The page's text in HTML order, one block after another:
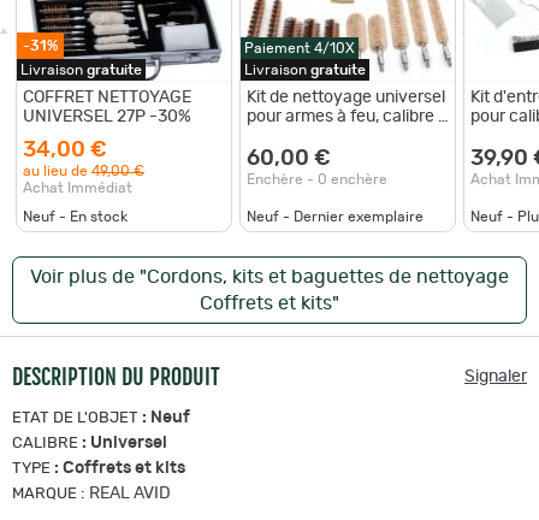
-31%
Livraison gratuite
COFFRET NETTOYAGE
UNIVERSEL 27P -30%
34,00 €
au lieu de 49,00 €
Achat Immédiat
Neuf - En stock
Paiement 4/10X
Livraison gratuite
Kit de nettoyage universel
pour armes à feu, calibre 9
60,00 €
Enchère - 0 enchère
Neuf - Dernier exemplaire
Kit
pour
39,90
Achat
Neuf -
Voir plus de "Cordons, kits et baguettes de nettoyage
Coffrets et kits"
DESCRIPTION DU PRODUIT Signaler
ETAT DE L'OBJET : Neuf
CALIBRE : Universel
TYPE : Coffrets et kits
MARQUE : REAL AVID